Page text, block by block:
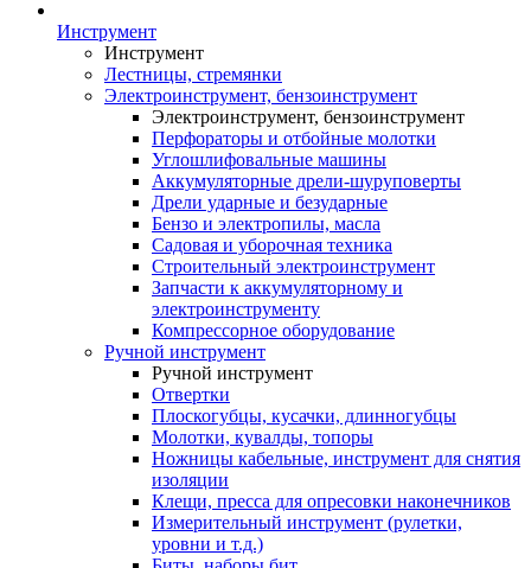
Инструмент
Инструмент
Лестницы, стремянки
Электроинструмент, бензоинструмент
Электроинструмент, бензоинструмент
Перфораторы и отбойные молотки
Углошлифовальные машины
Аккумуляторные дрели-шуруповерты
Дрели ударные и безударные
Бензо и электропилы, масла
Садовая и уборочная техника
Строительный электроинструмент
Запчасти к аккумуляторному и
электроинструменту
Компрессорное оборудование
Ручной инструмент
Ручной инструмент
Отвертки
Плоскогубцы, кусачки, длинногубцы
Молотки, кувалды, топоры
Ножницы кабельные, инструмент для снятия
изоляции
Клещи, пресса для опресовки наконечников
Измерительный инструмент (рулетки,
уровни и т.д.)